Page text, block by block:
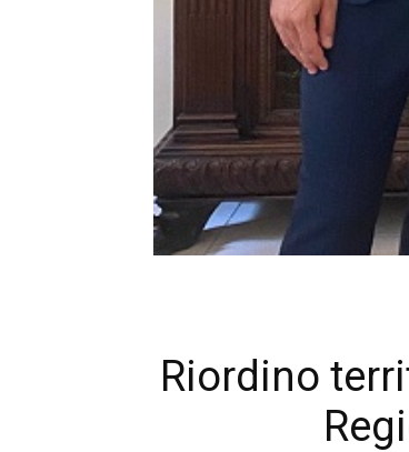
Riordino